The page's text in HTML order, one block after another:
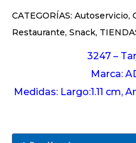
CATEGORÍAS: Autoservicio,
Restaurante, Snack,
3247 –
Marca:
Medidas: Largo:1.11 cm,